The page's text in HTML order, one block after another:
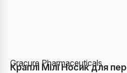
Gracure Pharmaceuticals
Краплі Мілі Носик для